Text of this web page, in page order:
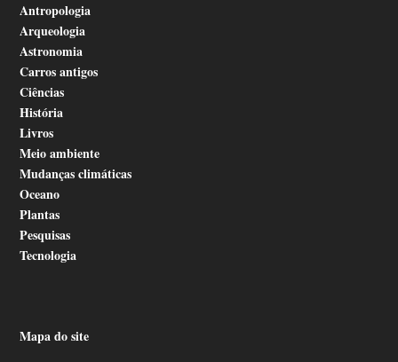
Antropologia
Arqueologia
Astronomia
Carros antigos
Ciências
História
Livros
Meio ambiente
Mudanças climáticas
Oceano
Plantas
Pesquisas
Tecnologia
Mapa do site